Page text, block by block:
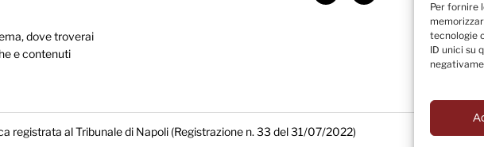
Per fornire
tecnologie
ID unici su
dove troverai
e contenuti
registrata al Tribunale di Napoli (Registrazione n. 33 del 31/07/2022)